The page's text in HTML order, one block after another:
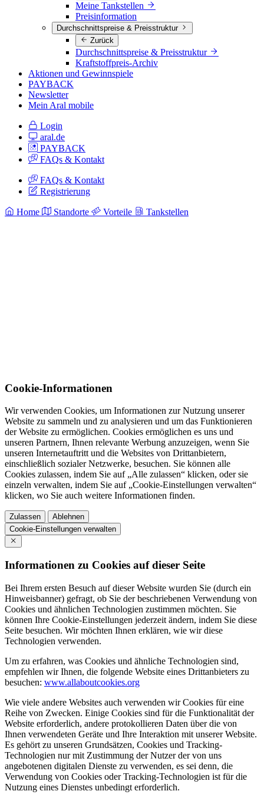
Meine Tankstellen
Preisinformation
Durchschnittspreise & Preisstruktur
Zurück
Durchschnittspreise & Preisstruktur
Kraftstoffpreis-Archiv
Aktionen und Gewinnspiele
PAYBACK
Newsletter
Mein Aral mobile
Login
aral.de
PAYBACK
FAQs & Kontakt
FAQs & Kontakt
Registrierung
Home Standorte Vorteile Tankstellen
Cookie-Informationen
Wir verwenden Cookies, um Informationen zur Nutzung unserer
Website zu sammeln und zu analysieren und um das Funktionieren
der Website zu ermöglichen. Cookies ermöglichen es uns und
unseren Partnern, Ihnen relevante Werbung anzuzeigen, wenn Sie
unseren Internetauftritt und die Websites von Drittanbietern,
einschließlich sozialer Netzwerke, besuchen. Sie können alle
Cookies zulassen, indem Sie auf „Alle zulassen“ klicken, oder sie
einzeln verwalten, indem Sie auf „Cookie-Einstellungen verwalten“
klicken, wo Sie auch weitere Informationen finden.
Zulassen
Ablehnen
Cookie-Einstellungen verwalten
Informationen zu Cookies auf dieser Seite
Bei Ihrem ersten Besuch auf dieser Website wurden Sie (durch ein
Hinweisbanner) gefragt, ob Sie der beschriebenen Verwendung von
Cookies und ähnlichen Technologien zustimmen möchten. Sie
können Ihre Cookie-Einstellungen jederzeit ändern, indem Sie diese
Seite besuchen. Wir möchten Ihnen erklären, wie wir diese
Technologien verwenden.
Um zu erfahren, was Cookies und ähnliche Technologien sind,
empfehlen wir Ihnen, die folgende Website eines Drittanbieters zu
besuchen: www.allaboutcookies.org
Wie viele andere Websites auch verwenden wir Cookies für eine
Reihe von Zwecken. Einige Cookies sind für die Funktionalität der
Website erforderlich, andere protokollieren Daten über die von
Ihnen verwendeten Geräte und Ihre Interaktion mit unserer Website.
Es gehört zu unseren Grundsätzen, Cookies und Tracking-
Technologien nur mit Zustimmung der Nutzer der von uns
angebotenen digitalen Dienste zu verwenden, es sei denn, die
Verwendung von Cookies oder Tracking-Technologien ist für die
Nutzung eines Dienstes unbedingt erforderlich.